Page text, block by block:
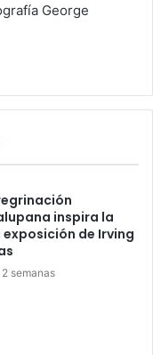
George
inspira la
exposición de Irving
semanas